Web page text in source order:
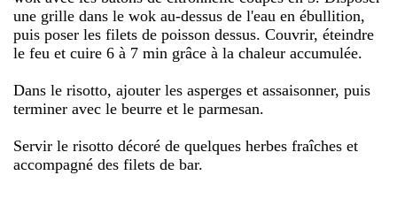
une grille dans le wok au-dessus de l'eau en ébullition,
puis poser les filets de poisson dessus. Couvrir, éteindre
le feu et cuire 6 à 7 min grâce à la chaleur accumulée.
Dans le risotto, ajouter les asperges et assaisonner, puis
terminer avec le beurre et le parmesan.
Servir le risotto décoré de quelques herbes fraîches et
accompagné des filets de bar.